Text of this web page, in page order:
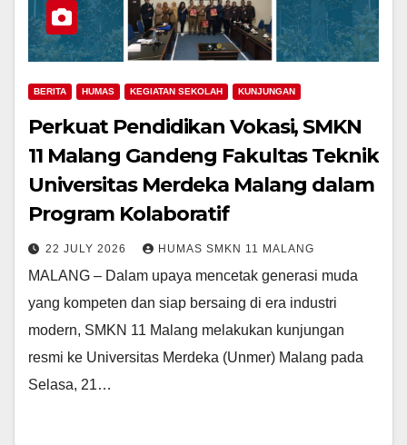
BERITA HUMAS KEGIATAN SEKOLAH KUNJUNGAN
Perkuat Pendidikan Vokasi, SMKN
11 Malang Gandeng Fakultas Teknik
Universitas Merdeka Malang dalam
Program Kolaboratif
22 JULY 2026 HUMAS SMKN 11 MALANG
MALANG – Dalam upaya mencetak generasi muda
yang kompeten dan siap bersaing di era industri
modern, SMKN 11 Malang melakukan kunjungan
resmi ke Universitas Merdeka (Unmer) Malang pada
Selasa, 21…